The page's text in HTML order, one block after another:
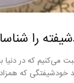
را
که در دنیا
خود‌شیفتگی که